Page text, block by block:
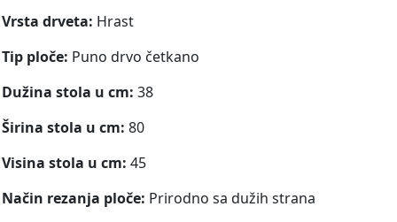
Vrsta drveta: Hrast
Tip ploče: Puno drvo četkano
Dužina stola u cm: 38
Širina stola u cm: 80
Visina stola u cm: 45
Način rezanja ploče: Prirodno sa dužih strana